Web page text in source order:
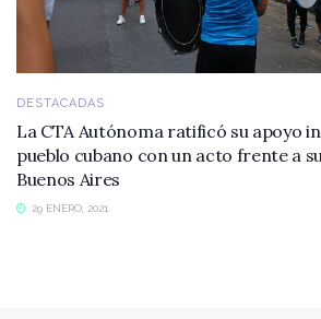
DESTACADAS
La CTA Autónoma ratificó su apoyo
pueblo cubano con un acto frente a
Buenos Aires
29 ENERO, 2021